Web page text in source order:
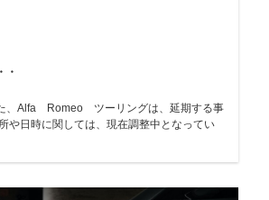
・
、Alfa Romeo ツーリングは、延期する事